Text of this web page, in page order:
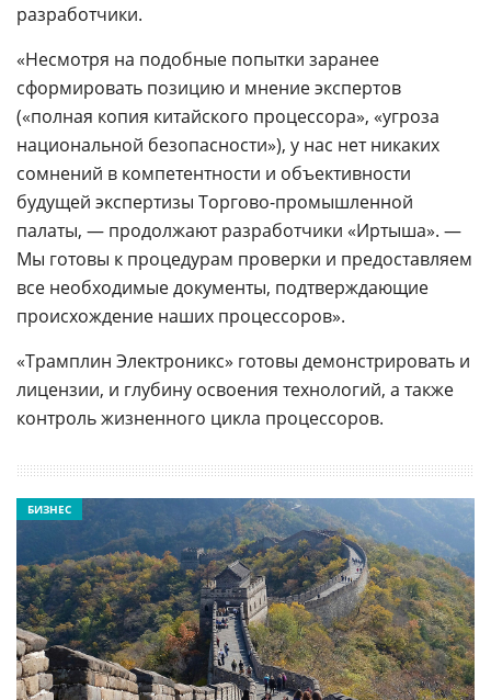
разработчики.
«Несмотря на подобные попытки заранее
сформировать позицию и мнение экспертов
(«полная копия китайского процессора», «угроза
национальной безопасности»), у нас нет никаких
сомнений в компетентности и объективности
будущей экспертизы Торгово-промышленной
палаты, — продолжают разработчики «Иртыша». —
Мы готовы к процедурам проверки и предоставляем
все необходимые документы, подтверждающие
происхождение наших процессоров».
«Трамплин Электроникс» готовы демонстрировать и
лицензии, и глубину освоения технологий, а также
контроль жизненного цикла процессоров.
БИЗНЕС